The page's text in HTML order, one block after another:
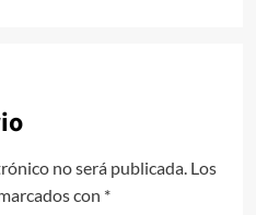
no será publicada. Los
con *